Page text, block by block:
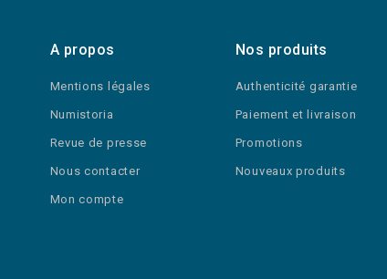
A propos
Mentions légales
Numistoria
Revue de presse
Nous contacter
Mon compte
Nos produits
Authenticité garantie
Paiement et livraison
Promotions
Nouveaux produits